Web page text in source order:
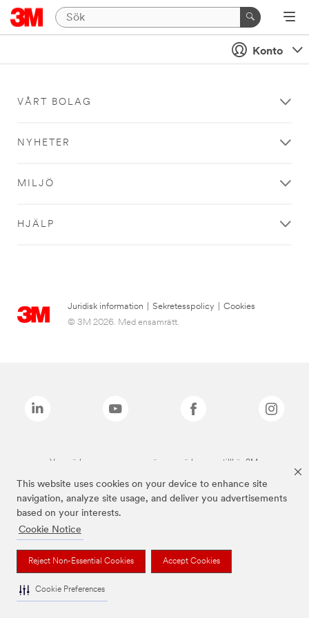
This website uses cookies on your device to enhance site
navigation, analyze site usage, and deliver you advertisements
based on your interests.
Cookie Notice
Reject Non-Essential Cookies Accept Cookies
Cookie Preferences
Konto
VÅRT BOLAG
NYHETER
MILJÖ
HJÄLP
Juridisk information Sekretesspolicy
Cookies
© 3M 2026. Med ensamrätt.
Varumärken som anges ovan är varumärken som tillhör 3M.